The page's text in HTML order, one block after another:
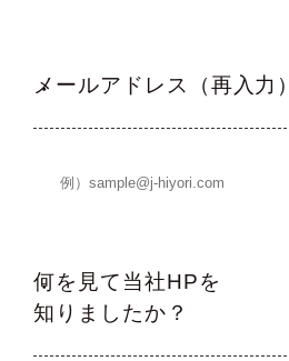
メールアドレス（再入力）
何を見て当社HPを
知りましたか？